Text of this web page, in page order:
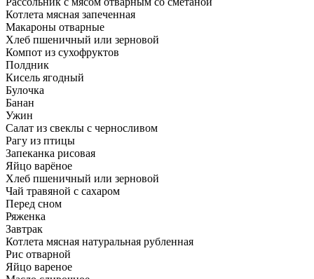
Котлета мясная запеченная
Макароны отварные
Хлеб пшеничный или зерновой
Компот из сухофруктов
Полдник
Кисель ягодный
Булочка
Банан
Ужин
Салат из свеклы с черносливом
Рагу из птицы
Запеканка рисовая
Яйцо варёное
Хлеб пшеничный или зерновой
Чай травяной с сахаром
Перед сном
Ряженка
Завтрак
Котлета мясная натуральная рубленная
Рис отварной
Яйцо вареное